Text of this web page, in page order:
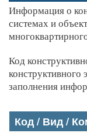
Информация о
системах и
Код
конструктивного
заполнения
Код / Вид /